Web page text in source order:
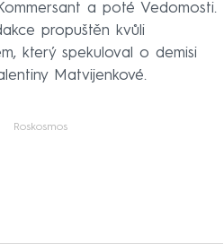
a poté Vedomosti.
propuštěn kvůli
který spekuloval o demisi
Matvijenkové.
Roskosmos